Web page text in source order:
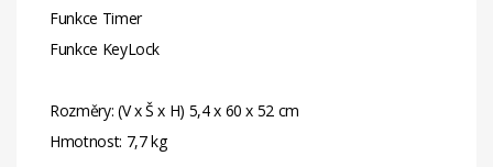
Funkce Timer
Funkce KeyLock
Rozměry: (V x Š x H) 5,4 x 60 x 52 cm
Hmotnost: 7,7 kg